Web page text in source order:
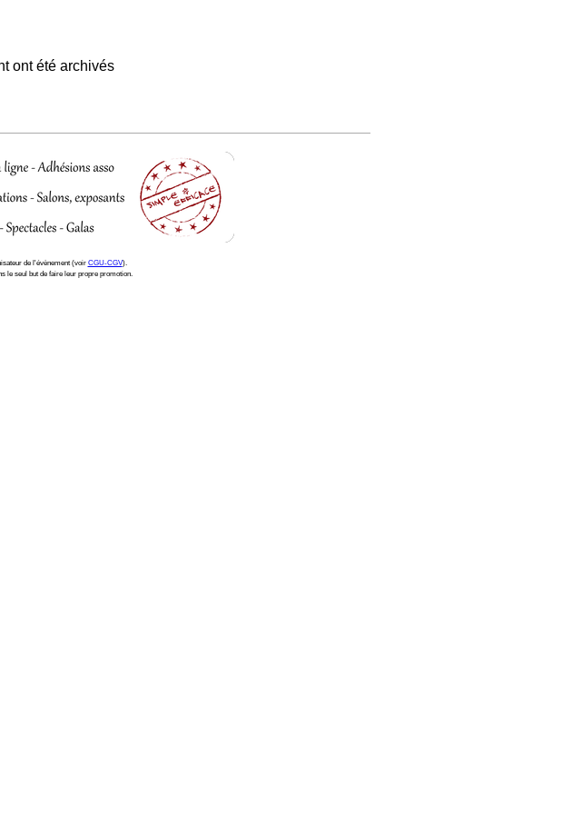
ont été archivés
de l'évènement (voir CGU-CGV).
le seul but de faire leur propre promotion.